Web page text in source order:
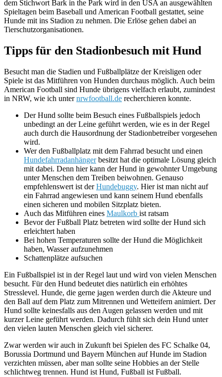
dem Stichwort Bark in the Park wird in den USA an ausgewählten
Spieltagen beim Baseball und American Football gestattet, seine
Hunde mit ins Stadion zu nehmen. Die Erlöse gehen dabei an
Tierschutzorganisationen.
Tipps für den Stadionbesuch mit Hund
Besucht man die Stadien und Fußballplätze der Kreisligen oder
Spiele ist das Mitführen von Hunden durchaus möglich. Auch beim
American Football sind Hunde übrigens vielfach erlaubt, zumindest
in NRW, wie ich unternrwfootball.de recherchieren konnte.
Der Hund sollte beim Besuch eines Fußballspiels jedoch
unbedingt an der Leine geführt werden, wie es in der Regel
auch durch die Hausordnung der Stadionbetreiber vorgesehen
wird.
Wer den Fußballplatz mit dem Fahrrad besucht und einen
Hundefahrradanhängerbesitzt hat die optimale Lösung gleich
mit dabei. Denn hier kann der Hund in gewohnter Umgebung
unter Menschen dem Treiben beiwohnen. Genauso
empfehlenswert ist derHundebuggy. Hier ist man nicht auf
ein Fahrrad angewiesen und kann seinem Hund ebenfalls
einen sicheren und mobilen Sitzplatz bieten.
Auch das Mitführen eines Maulkorb ist ratsam
Bevor der Fußball Platz betreten wird sollte der Hund sich
erleichtert haben
Bei hohen Temperaturen sollte der Hund die Möglichkeit
haben, Wasser aufzunehmen
Schattenplätze aufsuchen
Ein Fußballspiel ist in der Regel laut und wird von vielen Menschen
besucht. Für den Hund bedeutet dies natürlich ein erhöhtes
Stresslevel. Hunde, die gerne jagen werden durch die Akteure und
den Ball auf dem Platz zum Mitrennen und Wetteifern animiert. Der
Hund sollte keinesfalls aus den Augen gelassen werden und mit
kurzer Leine geführt werden. Dadurch fühlt sich dein Hund unter
den vielen lauten Menschen gleich viel sicherer.
Zwar werden wir auch in Zukunft bei Spielen des FC Schalke 04,
Borussia Dortmund und Bayern München auf Hunde im Stadion
verzichten müssen, aber man sollte seine Hobbies an der Stelle
schlichtweg trennen. Hund ist Hund, Fußball ist Fußball.